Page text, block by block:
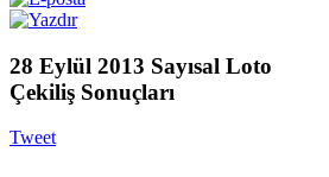
28 Eylül 2013 Sayısal Loto
Çekiliş Sonuçları
Tweet